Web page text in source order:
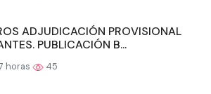
ADJUDICACIÓN PROVISIONAL
PUBLICACIÓN B...
horas 45